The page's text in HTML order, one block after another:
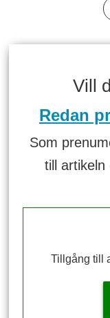
Vill
Redan
Som
till artikeln
Tillgång till